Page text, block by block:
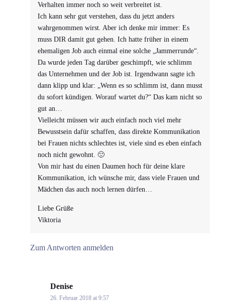
Verhalten immer noch so weit verbreitet ist.
Ich kann sehr gut verstehen, dass du jetzt anders
wahrgenommen wirst. Aber ich denke mir immer: Es
muss DIR damit gut gehen. Ich hatte früher in einem
ehemaligen Job auch einmal eine solche „Jammerrunde“.
Da wurde jeden Tag darüber geschimpft, wie schlimm
das Unternehmen und der Job ist. Irgendwann sagte ich
dann klipp und klar: „Wenn es so schlimm ist, dann musst
du sofort kündigen. Worauf wartet du?“ Das kam nicht so
gut an…
Vielleicht müssen wir auch einfach noch viel mehr
Bewusstsein dafür schaffen, dass direkte Kommunikation
bei Frauen nichts schlechtes ist, viele sind es eben einfach
noch nicht gewohnt. 🙁
Von mir hast du einen Daumen hoch für deine klare
Kommunikation, ich wünsche mir, dass viele Frauen und
Mädchen das auch noch lernen dürfen…
Liebe Grüße
Viktoria
Zum Antworten anmelden
Denise
26. Februar 2018 at 9:57